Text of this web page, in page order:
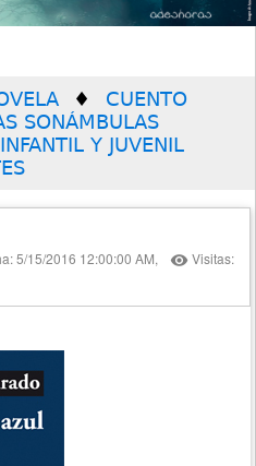
PREMIO SOLEDAD
VERDÚ
CUENTO
SONÁMBULAS
INFANTIL Y JUVENIL
5/15/2016 12:00:00 AM, remove_red_eye Visitas: